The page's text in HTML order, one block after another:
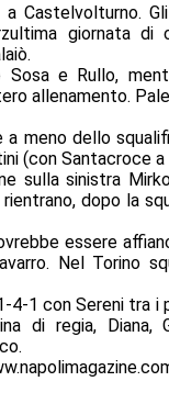
Castelvolturno.
giornata di
e Rullo,
allenamento.
meno dello
(con Santacroce
sulla sinistra
dopo la
essere
Nel Torino
1 con Sereni tra i
di regia, Diana,